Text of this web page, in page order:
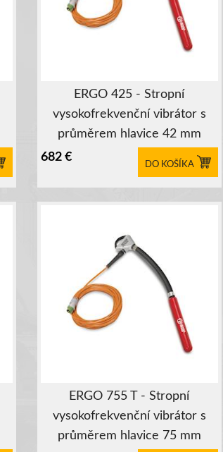
ERGO 425 - Stropní
vysokofrekvenční vibrátor s
průměrem hlavice 42 mm
682 €
DO KOŠÍKA
ERGO 755 T - Stropní
vysokofrekvenční vibrátor s
průměrem hlavice 75 mm